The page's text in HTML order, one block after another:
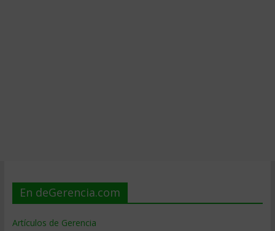
En deGerencia.com
Artículos de Gerencia